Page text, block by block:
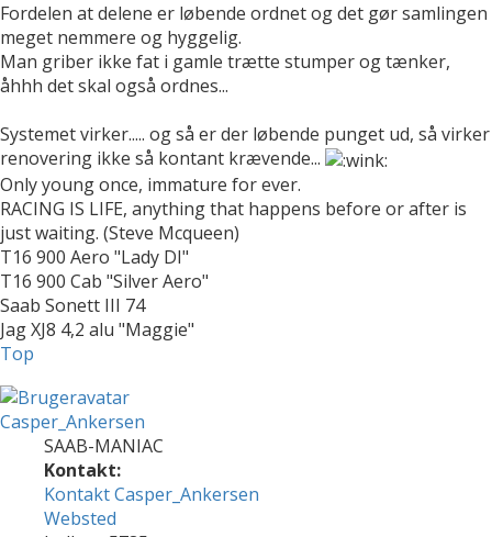
Fordelen at delene er løbende ordnet og det gør samlingen
meget nemmere og hyggelig.
Man griber ikke fat i gamle trætte stumper og tænker,
åhhh det skal også ordnes...
Systemet virker..... og så er der løbende punget ud, så virker
renovering ikke så kontant krævende...
Only young once, immature for ever.
RACING IS LIFE, anything that happens before or after is
just waiting. (Steve Mcqueen)
T16 900 Aero "Lady DI"
T16 900 Cab "Silver Aero"
Saab Sonett III 74
Jag XJ8 4,2 alu "Maggie"
Top
Casper_Ankersen
SAAB-MANIAC
Kontakt:
Kontakt Casper_Ankersen
Websted